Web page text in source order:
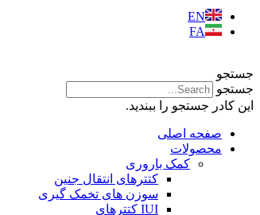
EN
FA
جستجو
جستجو
این کادر جستجو را ببندید.
صفحه اصلی
محصولات
کمک باروری
کتترهای انتقال جنین
سوزن های تخمک گیری
IUI کتترهای